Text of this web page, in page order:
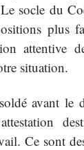
socle du
plus
attentive
situation.
avant le
Ce sont